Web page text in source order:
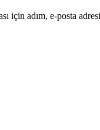
için adım, e-posta